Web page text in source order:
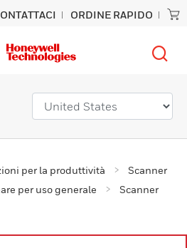
ORDINE RAPIDO
per la produttività
Scanner
per uso generale
Scanner